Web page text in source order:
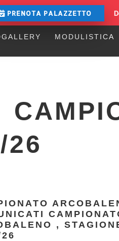
PRENOTA PALAZZETTO
MODULISTICA
26
,